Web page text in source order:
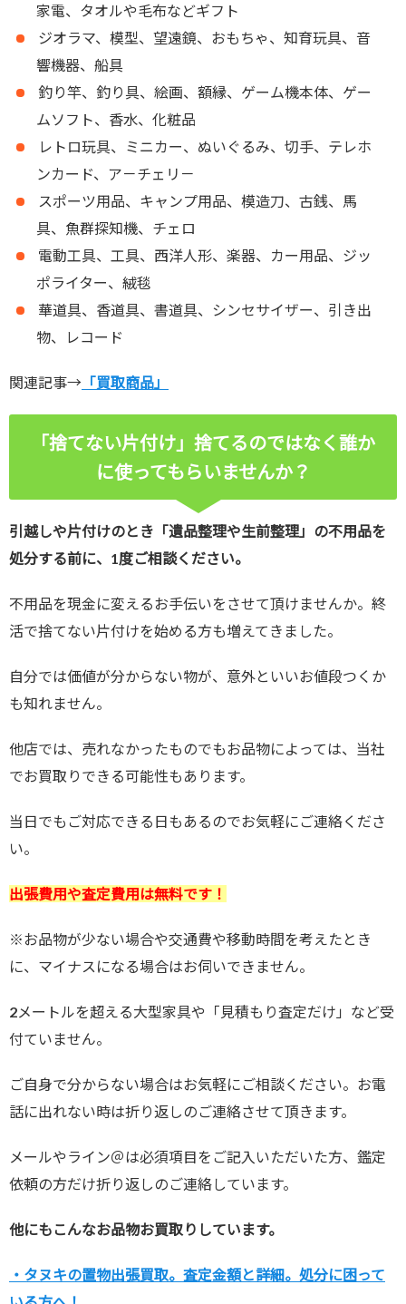
家電、タオルや毛布などギフト
ジオラマ、模型、望遠鏡、おもちゃ、知育玩具、音
響機器、船具
釣り竿、釣り具、絵画、額縁、ゲーム機本体、ゲー
ムソフト、香水、化粧品
レトロ玩具、ミニカー、ぬいぐるみ、切手、テレホ
ンカード、ア－チェリ－
スポーツ用品、キャンプ用品、模造刀、古銭、馬
具、魚群探知機、チェロ
電動工具、工具、西洋人形、楽器、カー用品、ジッ
ポライター、絨毯
華道具、香道具、書道具、シンセサイザー、引き出
物、レコード
関連記事→ 「買取商品」
「捨てない片付け」捨てるのではなく誰か
に使ってもらいませんか？
引越しや片付けのとき「遺品整理や生前整理」の不用品を
処分する前に、1度ご相談ください。
不用品を現金に変えるお手伝いをさせて頂けませんか。終
活で捨てない片付けを始める方も増えてきました。
自分では価値が分からない物が、意外といいお値段つくか
も知れません。
他店では、売れなかったものでもお品物によっては、当社
でお買取りできる可能性もあります。
当日でもご対応できる日もあるのでお気軽にご連絡くださ
い。
出張費用や査定費用は無料です！
※お品物が少ない場合や交通費や移動時間を考えたとき
に、マイナスになる場合はお伺いできません。
2メートルを超える大型家具や「見積もり査定だけ」など受
付ていません。
ご自身で分からない場合はお気軽にご相談ください。お電
話に出れない時は折り返しのご連絡させて頂きます。
メールやライン＠は必須項目をご記入いただいた方、鑑定
依頼の方だけ折り返しのご連絡しています。
他にもこんなお品物お買取りしています。
・タヌキの置物出張買取。査定金額と詳細。処分に困って